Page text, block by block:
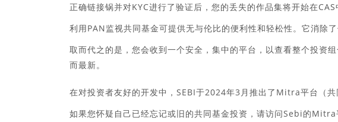
正确链接锅并对KYC进行了验证后，您的丢失的作品集将开始在CAS
利用PAN监视共同基金可提供无与伦比的便利性和轻松性。它消除
取而代之的是，您会收到一个安全，集中的平台，以查看整个投资
而最新。
在对投资者友好的开发中，SEBI于2024年3月推出了Mitra平台（共
如果您怀疑自己已经忘记或旧的共同基金投资，请访问Sebi的